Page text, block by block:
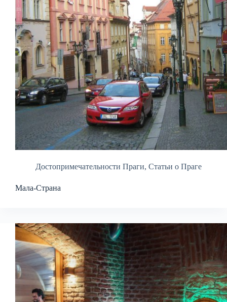
Достопримечательности Праги, Статьи о Праге
Мала-Страна